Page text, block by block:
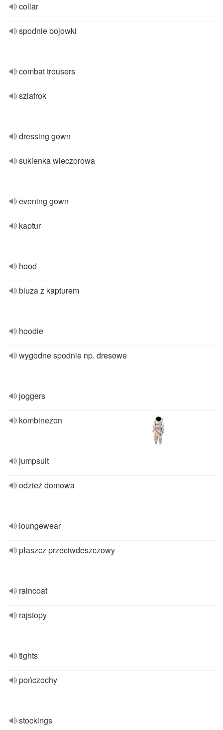
collar
spodnie bojowki
combat trousers
szlafrok
dressing gown
sukienka wieczorowa
evening gown
kaptur
hood
bluza z kapturem
hoodie
wygodne spodnie np. dresowe
joggers
kombinezon
jumpsuit
odzież domowa
loungewear
płaszcz przeciwdeszczowy
raincoat
rajstopy
tights
pończochy
stockings